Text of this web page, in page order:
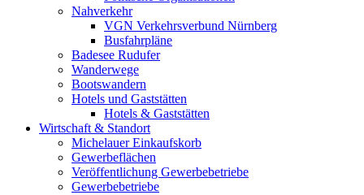
Nahverkehr
VGN Verkehrsverbund Nürnberg
Busfahrpläne
Badesee Rudufer
Wanderwege
Bootswandern
Hotels und Gaststätten
Hotels & Gaststätten
Wirtschaft & Standort
Michelauer Einkaufskorb
Gewerbeflächen
Veröffentlichung Gewerbebetriebe
Gewerbebetriebe